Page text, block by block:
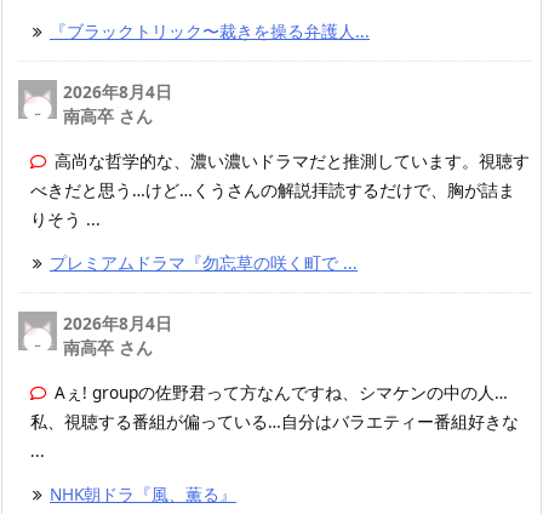
『ブラックトリック〜裁きを操る弁護人...
2026年8月4日
南高卒 さん
高尚な哲学的な、濃い濃いドラマだと推測しています。視聴す
べきだと思う…けど…くうさんの解説拝読するだけで、胸が詰ま
りそう ...
プレミアムドラマ『勿忘草の咲く町で ...
2026年8月4日
南高卒 さん
Aぇ! groupの佐野君って方なんですね、シマケンの中の人…
私、視聴する番組が偏っている…自分はバラエティー番組好きな
...
NHK朝ドラ『風、薫る』